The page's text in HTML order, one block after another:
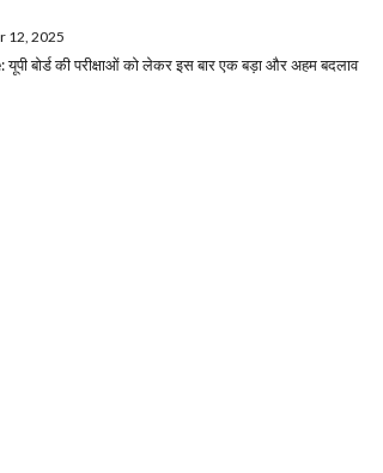
12, 2025
बोर्ड की परीक्षाओं को लेकर इस बार एक बड़ा और अहम बदलाव